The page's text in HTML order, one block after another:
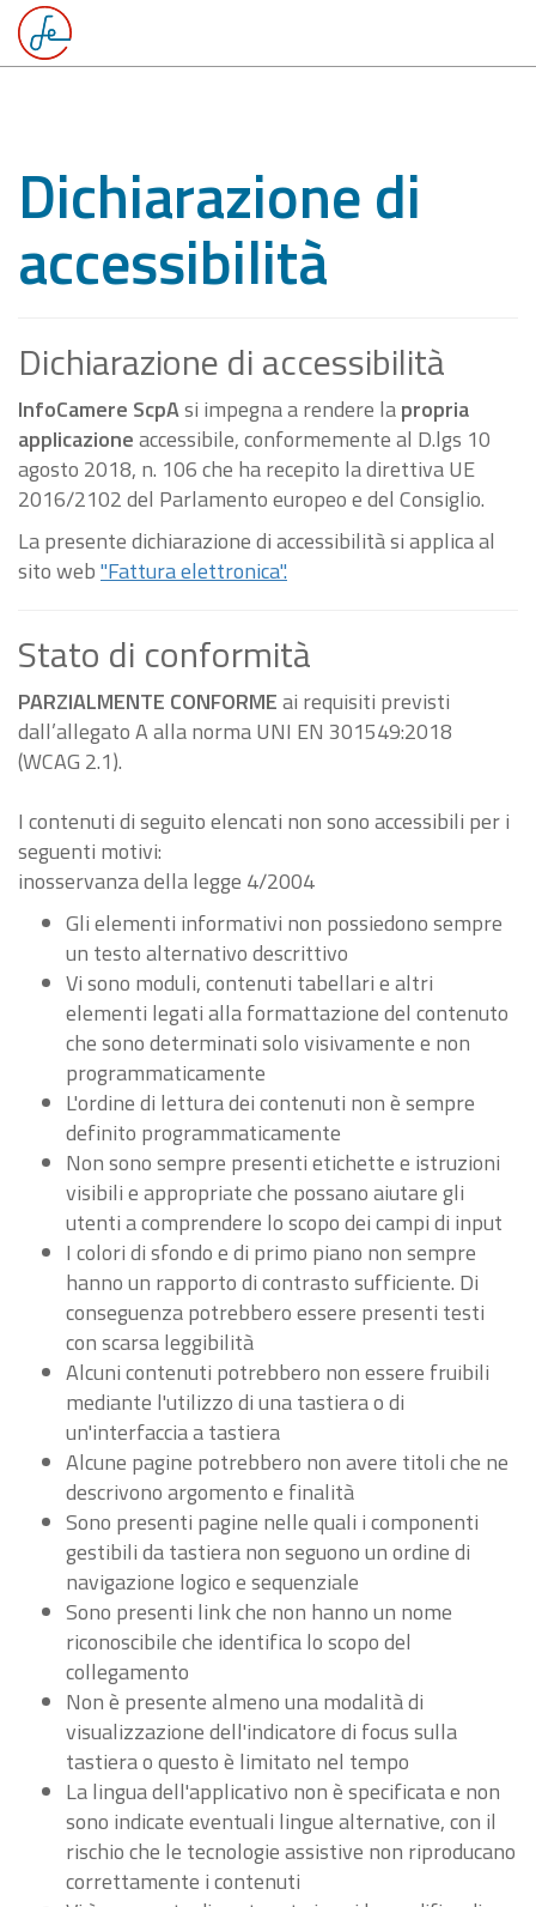
Dichiarazione di
accessibilità
Dichiarazione di accessibilità
InfoCamere ScpAsi impegna a rendere lapropria
applicazioneaccessibile, conformemente al D.lgs 10
agosto 2018, n. 106 che ha recepito la direttiva UE
2016/2102 del Parlamento europeo e del Consiglio.
La presente dichiarazione di accessibilità si applica al
sito web"Fattura elettronica".
Stato di conformità
PARZIALMENTE CONFORMEai requisiti previsti
dall’allegato A alla norma UNI EN 301549:2018
(WCAG 2.1).
I contenuti di seguito elencati non sono accessibili per i
seguenti motivi:
inosservanza della legge 4/2004
Gli elementi informativi non possiedono sempre
un testo alternativo descrittivo
Vi sono moduli, contenuti tabellari e altri
elementi legati alla formattazione del contenuto
che sono determinati solo visivamente e non
programmaticamente
L'ordine di lettura dei contenuti non è sempre
definito programmaticamente
Non sono sempre presenti etichette e istruzioni
visibili e appropriate che possano aiutare gli
utenti a comprendere lo scopo dei campi di input
I colori di sfondo e di primo piano non sempre
hanno un rapporto di contrasto sufficiente. Di
conseguenza potrebbero essere presenti testi
con scarsa leggibilità
Alcuni contenuti potrebbero non essere fruibili
mediante l'utilizzo di una tastiera o di
un'interfaccia a tastiera
Alcune pagine potrebbero non avere titoli che ne
descrivono argomento e finalità
Sono presenti pagine nelle quali i componenti
gestibili da tastiera non seguono un ordine di
navigazione logico e sequenziale
Sono presenti link che non hanno un nome
riconoscibile che identifica lo scopo del
collegamento
Non è presente almeno una modalità di
visualizzazione dell'indicatore di focus sulla
tastiera o questo è limitato nel tempo
La lingua dell'applicativo non è specificata e non
sono indicate eventuali lingue alternative, con il
rischio che le tecnologie assistive non riproducano
correttamente i contenuti